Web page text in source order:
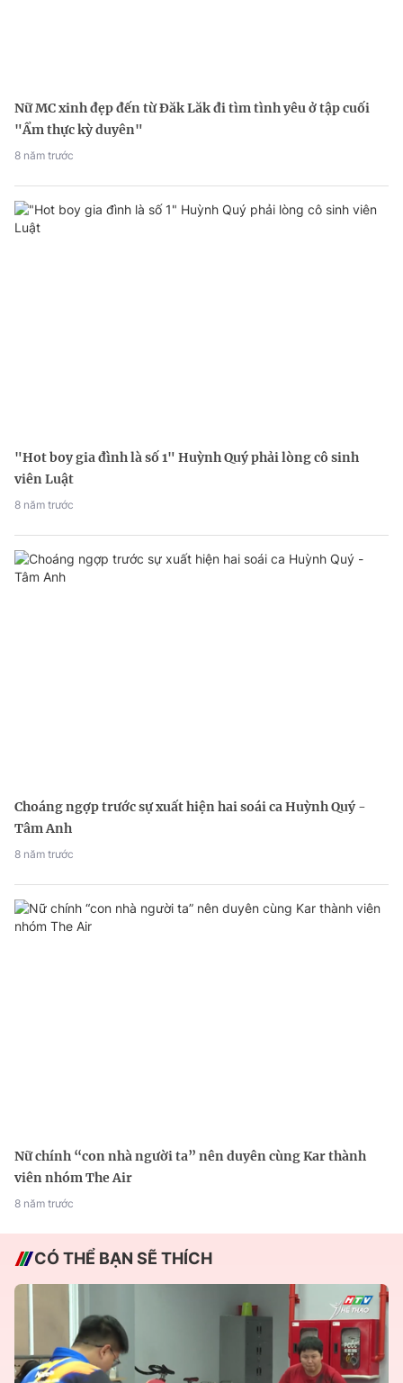
Nữ MC xinh đẹp đến từ Đăk Lăk đi tìm tình yêu ở tập cuối
"Ẩm thực kỳ duyên"
8 năm trước
"Hot boy gia đình là số 1" Huỳnh Quý phải lòng cô sinh
viên Luật
8 năm trước
Choáng ngợp trước sự xuất hiện hai soái ca Huỳnh Quý -
Tâm Anh
8 năm trước
Nữ chính “con nhà người ta” nên duyên cùng Kar thành
viên nhóm The Air
8 năm trước
CÓ THỂ BẠN SẼ THÍCH